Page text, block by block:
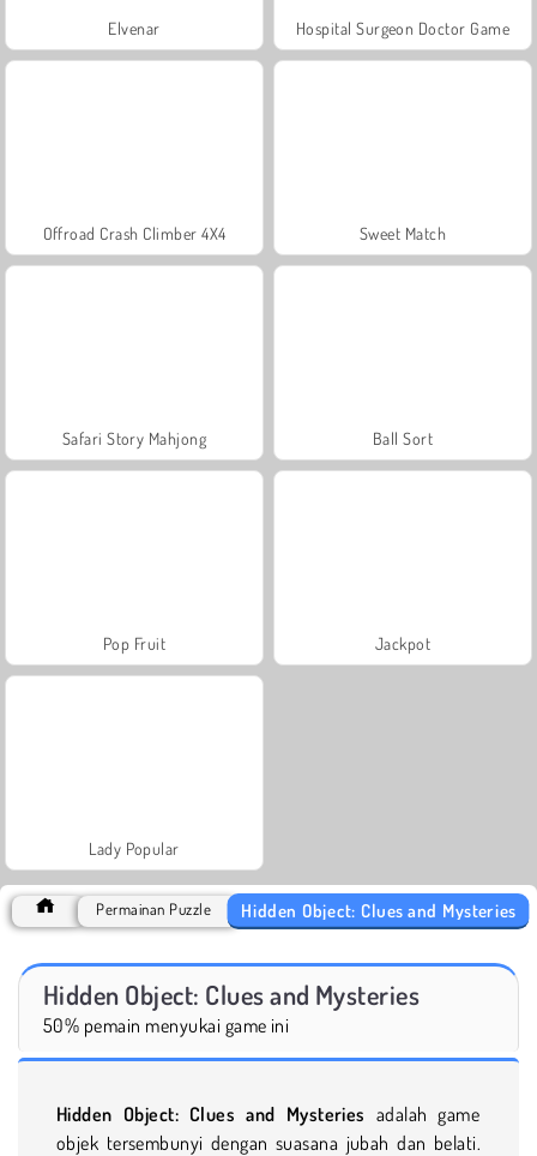
Elvenar Hospital Surgeon Doctor Game
Offroad Crash Climber 4X4 Sweet Match
Safari Story Mahjong Ball Sort
Pop Fruit Jackpot
Lady Popular
Permainan Puzzle Hidden Object: Clues and Mysteries
Hidden Object: Clues and Mysteries
50% pemain menyukai game ini
Hidden Object: Clues and Mysteries adalah game
objek tersembunyi dengan suasana jubah dan belati.